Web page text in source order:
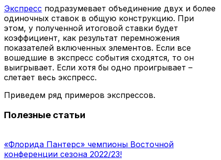
Экспресс подразумевает объединение двух и более
одиночных ставок в общую конструкцию. При
этом, у полученной итоговой ставки будет
коэффициент, как результат перемножения
показателей включенных элементов. Если все
вошедшие в экспресс события сходятся, то он
выигрывает. Если хотя бы одно проигрывает –
слетает весь экспресс.
Приведем ряд примеров экспрессов.
Полезные статьи
«Флорида Пантерс» чемпионы Восточной
конференции сезона 2022/23!